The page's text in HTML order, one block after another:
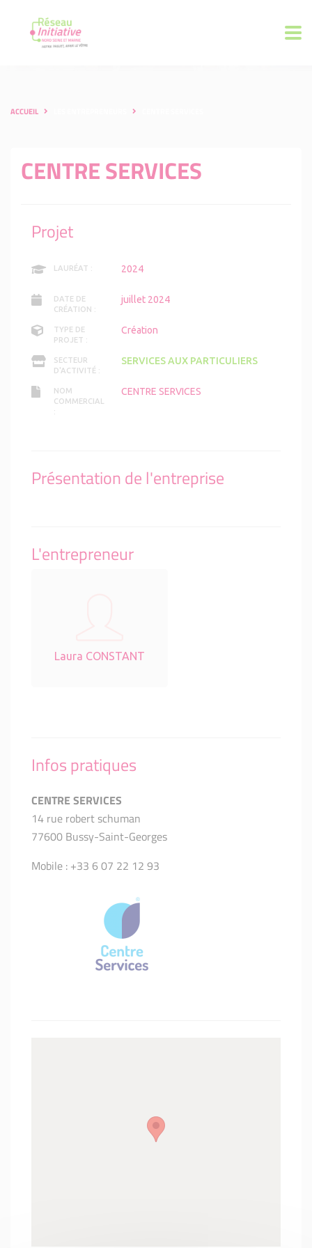
ACCUEIL
CENTRE SERVICES
Projet
LAURÉAT : 2024
DATE DE
CRÉATION :
juillet 2024
TYPE DE
PROJET :
Création
SECTEUR
D'ACTIVITÉ :
SERVICES AUX PARTICULIERS
NOM
COMMERCIAL
:
CENTRE SERVICES
Présentation de l'entreprise
L'entrepreneur
Laura CONSTANT
Infos pratiques
CENTRE SERVICES
14 rue robert schuman
77600 Bussy-Saint-Georges
Mobile : +33 6 07 22 12 93